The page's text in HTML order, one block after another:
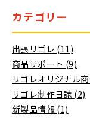
カテゴリー
出張リゴレ (11)
商品サポート (9)
リゴレオリジナル
リゴレ制作日誌 (2)
新製品情報 (1)